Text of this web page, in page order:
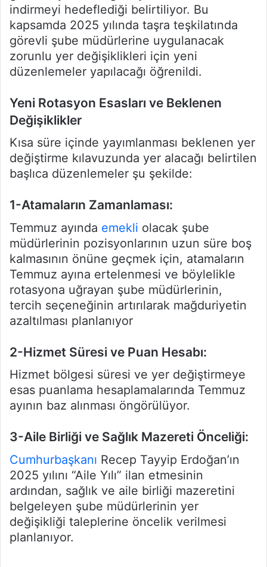
indirmeyi hedeflediği belirtiliyor. Bu
kapsamda 2025 yılında taşra teşkilatında
görevli şube müdürlerine uygulanacak
zorunlu yer değişiklikleri için yeni
düzenlemeler yapılacağı öğrenildi.
Yeni Rotasyon Esasları ve Beklenen
Değişiklikler
Kısa süre içinde yayımlanması beklenen yer
değiştirme kılavuzunda yer alacağı belirtilen
başlıca düzenlemeler şu şekilde:
1-Atamaların Zamanlaması:
Temmuz ayında emekli olacak şube
müdürlerinin pozisyonlarının uzun süre boş
kalmasının önüne geçmek için, atamaların
Temmuz ayına ertelenmesi ve böylelikle
rotasyona uğrayan şube müdürlerinin,
tercih seçeneğinin artırılarak mağduriyetin
azaltılması planlanıyor
2-Hizmet Süresi ve Puan Hesabı:
Hizmet bölgesi süresi ve yer değiştirmeye
esas puanlama hesaplamalarında Temmuz
ayının baz alınması öngörülüyor.
3-Aile Birliği ve Sağlık Mazereti Önceliği:
Cumhurbaşkanı Recep Tayyip Erdoğan’ın
2025 yılını “Aile Yılı” ilan etmesinin
ardından, sağlık ve aile birliği mazeretini
belgeleyen şube müdürlerinin yer
değişikliği taleplerine öncelik verilmesi
planlanıyor.